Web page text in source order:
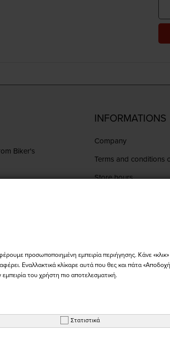
Biker's
page
INFORMATIONS
Company
Terms and conditions
Store hours
προσωποποιημένη εμπειρία περιήγησης. Κάνε
Εναλλακτικά κλίκαρε αυτά που θες και πάτα
του χρήστη πιο αποτελεσματική.
Στατιστικά